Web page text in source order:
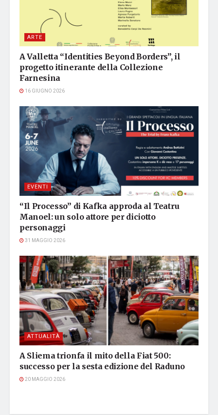
ARTE
A Valletta “Identities Beyond Borders”, il
progetto itinerante della Collezione
Farnesina
16 GIUGNO 2026
EVENTI
“Il Processo” di Kafka approda al Teatru
Manoel: un solo attore per diciotto
personaggi
31 MAGGIO 2026
ATTUALITÀ
A Sliema trionfa il mito della Fiat 500:
successo per la sesta edizione del Raduno
20 MAGGIO 2026